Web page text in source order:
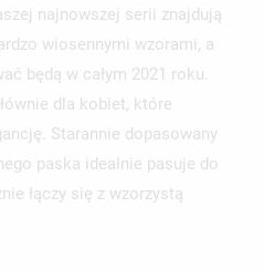
najnowszej serii znajdują
wiosennymi wzorami, a
będą w całym 2021 roku.
dla kobiet, które
Starannie dopasowany
paska idealnie pasuje do
łączy się z wzorzystą
ZALOGUJ SIĘ